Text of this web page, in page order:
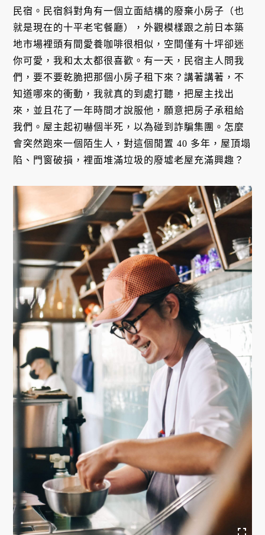
民宿。民宿斜對角有一個立面結構的廢棄小房子（也
就是現在的十平老宅餐廳），外觀模樣跟之前日本築
地市場裡頭有間愛養咖啡很相似，空間僅有十坪卻迷
你可愛，我和太太都很喜歡。有一天，民宿主人問我
們，要不要乾脆把那個小房子租下來？講著講著，不
知道哪來的衝動，我就真的到處打聽，把屋主找出
來，並且花了一年時間才說服他，願意把房子承租給
我們。屋主起初嚇個半死，以為碰到詐騙集團。怎麼
會突然跑來一個陌生人，對這個閒置 40 多年，屋頂塌
陷、門窗破損，裡面堆滿垃圾的廢墟老屋充滿興趣？